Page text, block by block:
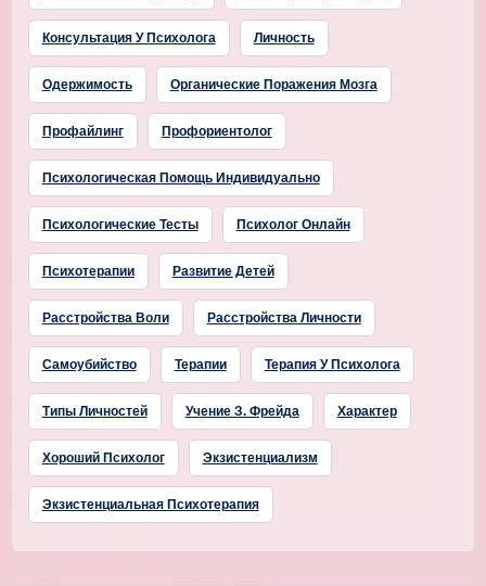
Консультация У Психолога Личность
Одержимость Органические Поражения Мозга
Профайлинг Профориентолог
Психологическая Помощь Индивидуально
Психологические Тесты Психолог Онлайн
Психотерапии Развитие Детей
Расстройства Воли Расстройства Личности
Самоубийство Терапии Терапия У Психолога
Типы Личностей Учение З. Фрейда Характер
Хороший Психолог Экзистенциализм
Экзистенциальная Психотерапия